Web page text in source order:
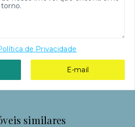
de Privacidade
E-mail
similares